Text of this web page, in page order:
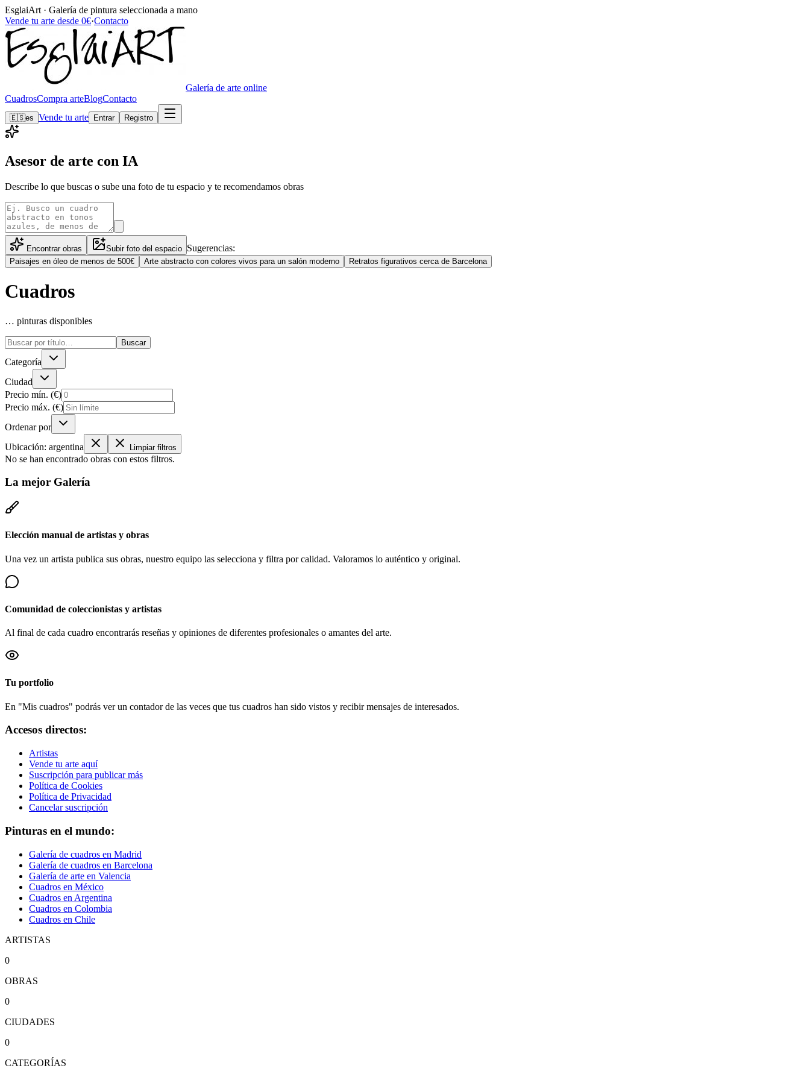
EsglaiArt · Galería de pintura seleccionada a mano
Vende tu arte desde 0€·Contacto
Galería de arte online
CuadrosCompra arteBlogContacto
🇪🇸es Vende tu arte Entrar Registro
Asesor de arte con IA
Describe lo que buscas o sube una foto de tu espacio y te recomendamos obras
Encontrar obras Subir foto del espacio Sugerencias:
Paisajes en óleo de menos de 500€ Arte abstracto con colores vivos para un salón moderno Retratos figurativos cerca de Barcelona
Cuadros
… pinturas disponibles
Buscar
Categoría
Ciudad
Precio mín. (€)
Precio máx. (€)
Ordenar por
Ubicación: argentina Limpiar filtros
No se han encontrado obras con estos filtros.
La mejor Galería
Elección manual de artistas y obras
Una vez un artista publica sus obras, nuestro equipo las selecciona y filtra por calidad. Valoramos lo auténtico y original.
Comunidad de coleccionistas y artistas
Al final de cada cuadro encontrarás reseñas y opiniones de diferentes profesionales o amantes del arte.
Tu portfolio
En "Mis cuadros" podrás ver un contador de las veces que tus cuadros han sido vistos y recibir mensajes de interesados.
Accesos directos:
Artistas
Vende tu arte aquí
Suscripción para publicar más
Política de Cookies
Política de Privacidad
Cancelar suscripción
Pinturas en el mundo:
Galería de cuadros en Madrid
Galería de cuadros en Barcelona
Galería de arte en Valencia
Cuadros en México
Cuadros en Argentina
Cuadros en Colombia
Cuadros en Chile
ARTISTAS
0
OBRAS
0
CIUDADES
0
CATEGORÍAS